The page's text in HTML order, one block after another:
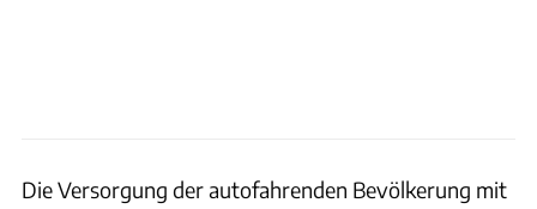
Die Versorgung der autofahrenden Bevölkerung mit